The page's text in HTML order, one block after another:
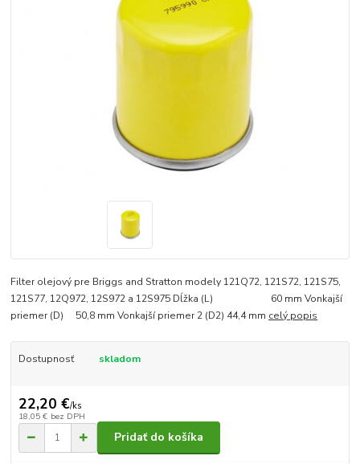
Filter olejový pre Briggs and Stratton modely 121Q72, 121S72, 121S75,
121S77, 12Q972, 12S972 a 12S975 Dĺžka (L) 60 mm Vonkajší
priemer (D) 50,8 mm Vonkajší priemer 2 (D2) 44,4 mm celý popis
Dostupnosť skladom
22,20 €/ks
18,05 € bez DPH
Pridať do košíka